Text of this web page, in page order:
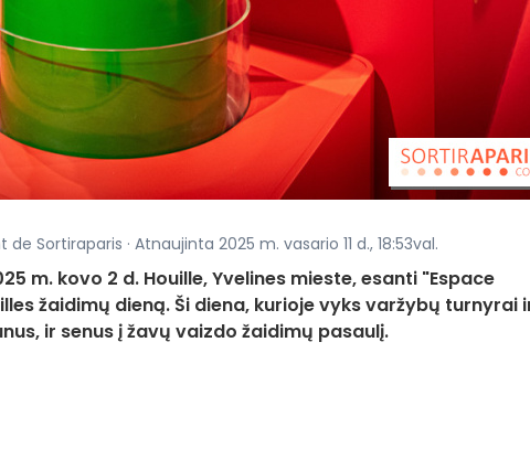
de Sortiraparis · Atnaujinta 2025 m. vasario 11 d., 18:53val.
m. kovo 2 d. Houille, Yvelines mieste, esanti "Espace
žaidimų dieną. Ši diena, kurioje vyks varžybų turnyrai
ir senus į žavų vaizdo žaidimų pasaulį.